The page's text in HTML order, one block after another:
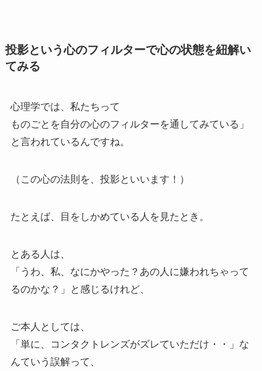
投影という心のフィルターで心の状態を紐解い
てみる
心理学では、私たちって
ものごとを自分の心のフィルターを通してみている」
と言われているんですね。
（この心の法則を、投影といいます！）
たとえば、目をしかめている人を見たとき。
とある人は、
「うわ、私、なにかやった？あの人に嫌われちゃって
るのかな？」と感じるけれど、
ご本人としては、
「単に、コンタクトレンズがズレていただけ・・」な
んていう誤解って、